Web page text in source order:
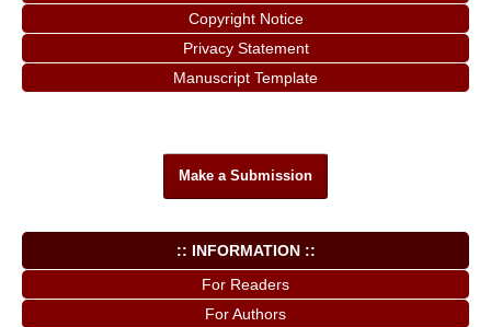
Copyright Notice
Privacy Statement
Manuscript Template
Make a Submission
:: INFORMATION ::
For Readers
For Authors